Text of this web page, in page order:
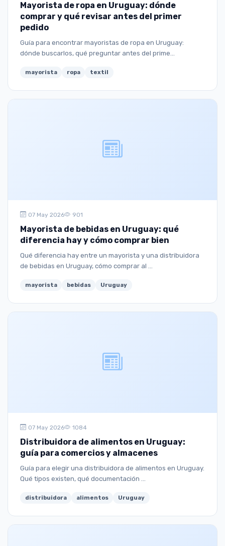
Mayorista de ropa en Uruguay: dónde
comprar y qué revisar antes del primer
pedido
Guía para encontrar mayoristas de ropa en Uruguay:
dónde buscarlos, qué preguntar antes del prime...
mayorista ropa textil
07 May 2026 901
Mayorista de bebidas en Uruguay: qué
diferencia hay y cómo comprar bien
Qué diferencia hay entre un mayorista y una distribuidora
de bebidas en Uruguay, cómo comprar al ...
mayorista bebidas Uruguay
07 May 2026 1084
Distribuidora de alimentos en Uruguay:
guía para comercios y almacenes
Guía para elegir una distribuidora de alimentos en Uruguay.
Qué tipos existen, qué documentación ...
distribuidora alimentos Uruguay